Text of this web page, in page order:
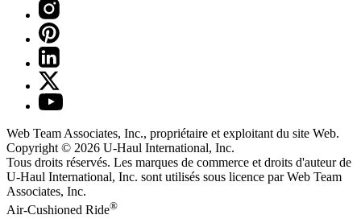
Web Team Associates, Inc., propriétaire et exploitant du site Web.
Copyright © 2026 U-Haul International, Inc.
Tous droits réservés. Les marques de commerce et droits d'auteur de
U-Haul International, Inc. sont utilisés sous licence par Web Team
Associates, Inc.
Air-Cushioned Ride®